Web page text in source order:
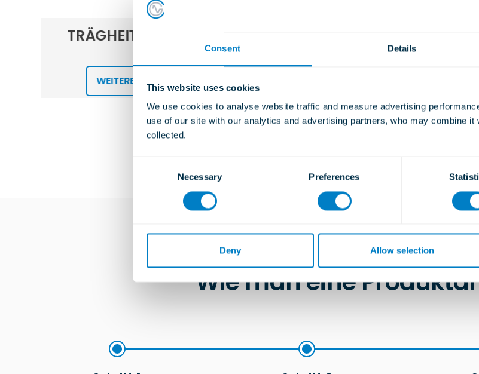
Consent Details
This website uses cookies
We use cookies to analyse website traffic and measure advertising
use of our site with our analytics and advertising partners, who may combine it
collected.
e
i
Necessary Preferences
Deny Allow selection
TRÄGHEITSGUSSRAHMEN
WEITERE INFORMATIONEN
FLÜSSIGKEITSDÄMPFER
Wie man eine